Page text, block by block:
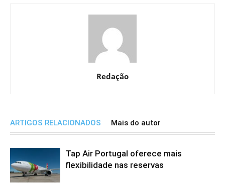
Redação
ARTIGOS RELACIONADOS Mais do autor
Tap Air Portugal oferece mais
flexibilidade nas reservas